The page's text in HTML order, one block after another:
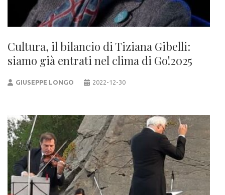
Cultura, il bilancio di Tiziana Gibelli:
siamo già entrati nel clima di Go!2025
GIUSEPPE LONGO 2022-12-30